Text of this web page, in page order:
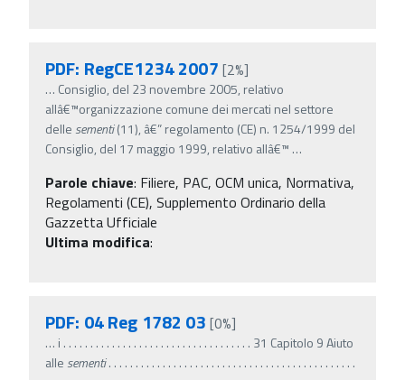
PDF: RegCE1234 2007 [2%]
… Consiglio, del 23 novembre 2005, relativo
allâ€™organizzazione comune dei mercati nel settore
delle sementi(11), â€” regolamento (CE) n. 1254/1999 del
Consiglio, del 17 maggio 1999, relativo allâ€™ …
Parole chiave: Filiere, PAC, OCM unica, Normativa,
Regolamenti (CE), Supplemento Ordinario della
Gazzetta Ufficiale
Ultima modifica:
PDF: 04 Reg 1782 03 [0%]
… i . . . . . . . . . . . . . . . . . . . . . . . . . . . . . . . . . . . 31 Capitolo 9 Aiuto
alle sementi. . . . . . . . . . . . . . . . . . . . . . . . . . . . . . . . . . . . . . . . . . . . . .